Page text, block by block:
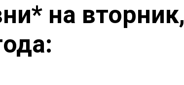
на вторник,